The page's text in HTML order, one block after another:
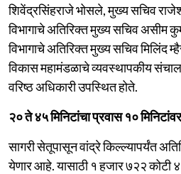
शिवेंद्रसिंहराजे भोसले, मुख्य सचिव
विभागाचे अतिरिक्त मुख्य सचिव असीम
विभागाचे अतिरिक्त मुख्य सचिव मिलिंद
विकास महामंडळाचे व्यवस्थापकीय
वरिष्ठ अधिकारी उपस्थित होते.
२० ते ४५ मिनिटांचा प्रवास १०
सागरी सेतूपासून वांद्रे किल्ल्यापर्यंत
येणार आहे. यासाठी १ हजार ७२२ कोटी